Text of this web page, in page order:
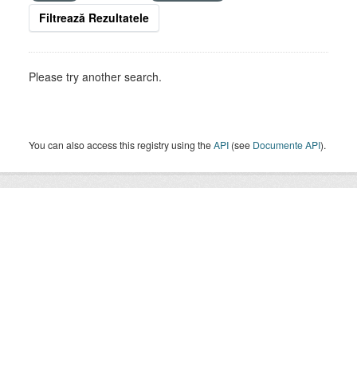
Filtrează Rezultatele
Please try another search.
You can also access this registry using theAPI (see Documente API).